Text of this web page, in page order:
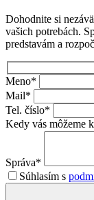
Dohodnite si
vašich potrebách.
predstavám a
Meno*
Mail*
Tel. číslo*
Kedy vás môžeme
Správa*
Súhlasím s